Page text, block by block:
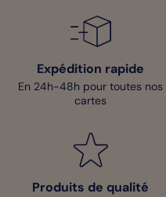
Expédition rapide
En 24h-48h pour toutes nos
cartes
Produits de qualité